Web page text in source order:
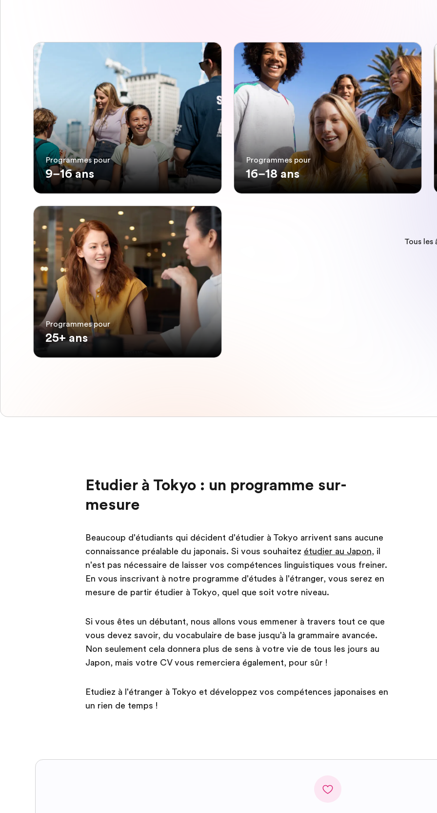
Programmes pour
9–16 ans
Programmes pour
16–18 ans
Programmes pour
25+ ans
Tous les
Etudier à Tokyo : un programme sur-
mesure
Beaucoup d'étudiants qui décident d'étudier à Tokyo arrivent sans aucune
connaissance préalable du japonais. Si vous souhaitez étudier au Japon, il
n'est pas nécessaire de laisser vos compétences linguistiques vous freiner.
En vous inscrivant à notre programme d'études à l'étranger, vous serez en
mesure de partir étudier à Tokyo, quel que soit votre niveau.
Si vous êtes un débutant, nous allons vous emmener à travers tout ce que
vous devez savoir, du vocabulaire de base jusqu'à la grammaire avancée.
Non seulement cela donnera plus de sens à votre vie de tous les jours au
Japon, mais votre CV vous remerciera également, pour sûr !
Etudiez à l'étranger à Tokyo et développez vos compétences japonaises en
un rien de temps !